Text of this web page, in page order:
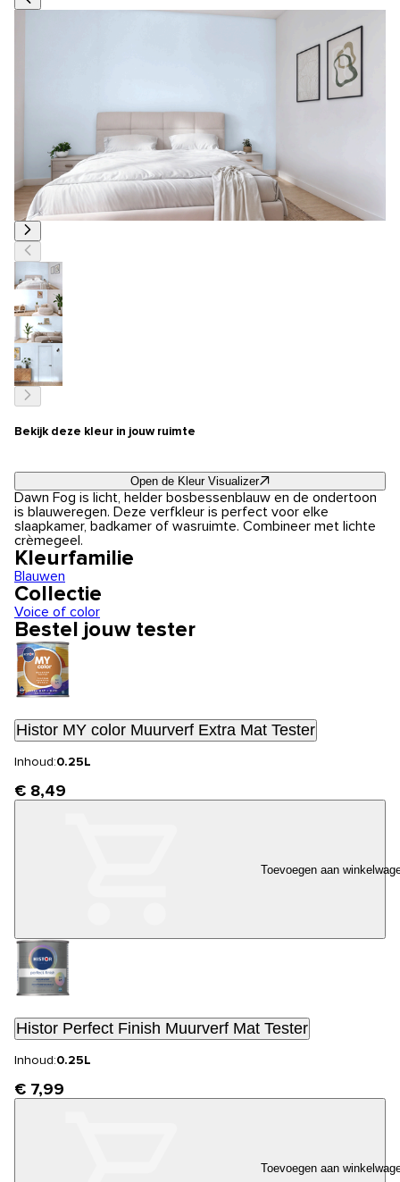
Bekijk deze kleur in jouw ruimte
Open de Kleur Visualizer
Dawn Fog is licht, helder bosbessenblauw en de ondertoon
is blauweregen. Deze verfkleur is perfect voor elke
slaapkamer, badkamer of wasruimte. Combineer met lichte
crèmegeel.
Kleurfamilie
Blauwen
Collectie
Voice of color
Bestel jouw tester
Histor MY color Muurverf Extra Mat Tester
Inhoud:0.25L
€ 8,49
Toevoegen aan
Histor Perfect Finish Muurverf Mat Tester
Inhoud:0.25L
€ 7,99
Toevoegen aan